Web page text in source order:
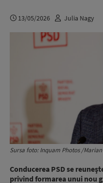
13/05/2026 Julia Nagy
Sursa foto: Inquam Photos /
Conducerea PSD se
privind formarea unui nou